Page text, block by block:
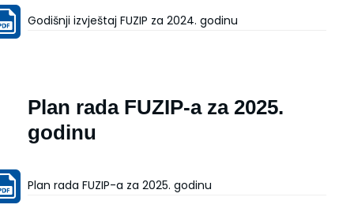
Godišnji izvještaj FUZIP za 2024. godinu
Plan rada FUZIP-a za 2025.
godinu
Plan rada FUZIP-a za 2025. godinu